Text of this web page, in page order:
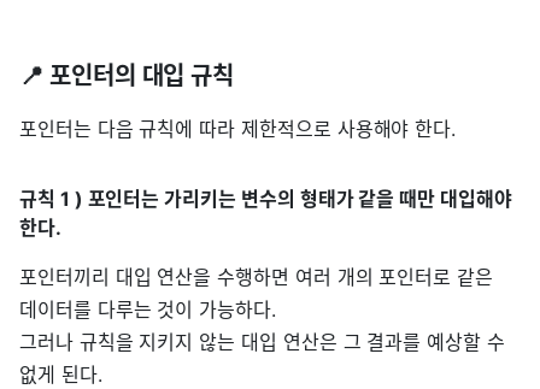
📍 포인터의 대입 규칙
포인터는 다음 규칙에 따라 제한적으로 사용해야 한다.
규칙 1 ) 포인터는 가리키는 변수의 형태가 같을 때만 대입해야
한다.
포인터끼리 대입 연산을 수행하면 여러 개의 포인터로 같은
데이터를 다루는 것이 가능하다.
그러나 규칙을 지키지 않는 대입 연산은 그 결과를 예상할 수
없게 된다.